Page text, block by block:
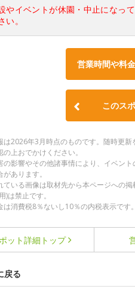
やイベントが休園・中止になっ
い。
営業時間や料
このス
2026年3月時点のものです。随時更
上おでかけください。
影響やその他諸事情により、イベン
あります。
いる画像は取材先から本ページへの
)は禁止です。
消費税8％ないし10％の内税表示です。
ット詳細 トップ
戻る